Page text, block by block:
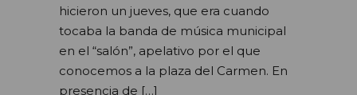
hicieron un jueves, que era cuando
tocaba la banda de música municipal
en el “salón”, apelativo por el que
conocemos a la plaza del Carmen. En
presencia de […]